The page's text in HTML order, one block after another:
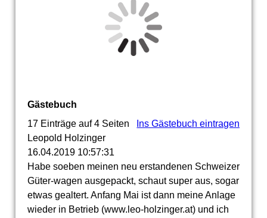
Gästebuch
17 Einträge auf 4 Seiten
Ins Gästebuch eintragen
Leopold Holzinger
16.04.2019 10:57:31
Habe soeben meinen neu erstandenen Schweizer
Güter-wagen ausgepackt, schaut super aus, sogar
etwas gealtert. Anfang Mai ist dann meine Anlage
wieder in Betrieb (www.leo-holzinger.at) und ich